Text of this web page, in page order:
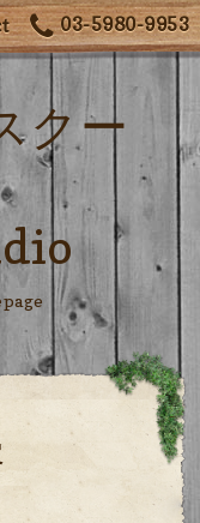
03-5980-9953
クー